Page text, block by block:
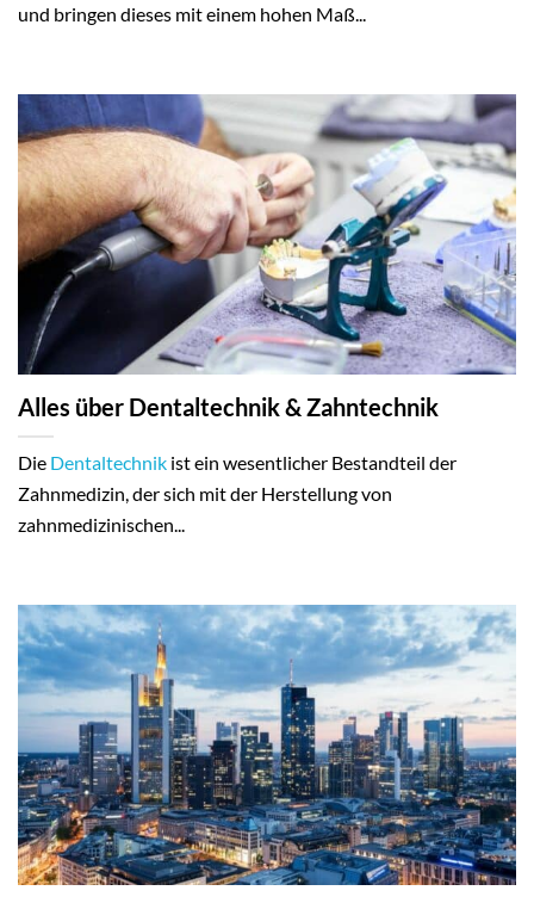
und bringen dieses mit einem hohen Maß...
Alles über Dentaltechnik & Zahntechnik
Die Dentaltechnik ist ein wesentlicher Bestandteil der
Zahnmedizin, der sich mit der Herstellung von
zahnmedizinischen...